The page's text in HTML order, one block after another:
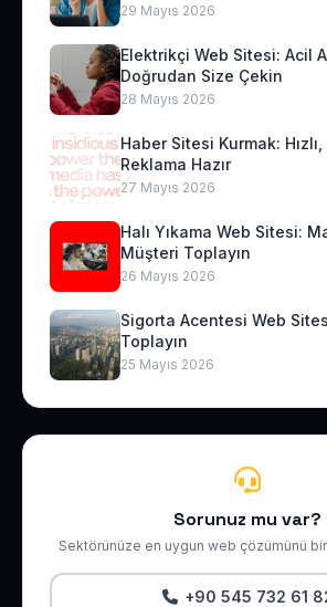
29 Mayıs 2026
Elektrikçi Web Sitesi: Acil
Doğrudan Size Çekin
28 Mayıs 2026
Haber Sitesi Kurmak:
Reklama Hazır
27 Mayıs 2026
Halı Yıkama Web Sitesi:
Müşteri Toplayın
26 Mayıs 2026
Sigorta Acentesi Web
Toplayın
25 Mayıs 2026
Sorunuz mu var?
Sektörünüze en uygun web çözümünü
+90 545 732 61